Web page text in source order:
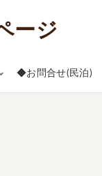
◆お問合せ(民泊)